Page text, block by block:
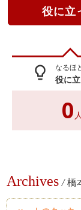
役に立
lightbulb_outline なるほ
役に
0 人
Archives / 橋